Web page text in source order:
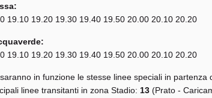
19.10 19.20 19.30 19.40 19.50 20.00 20.10 20.20
19.10 19.20 19.30 19.40 19.50 20.00 20.10 20.20
in funzione le stesse linee speciali in
linee transitanti in zona Stadio: 13 (Prato -